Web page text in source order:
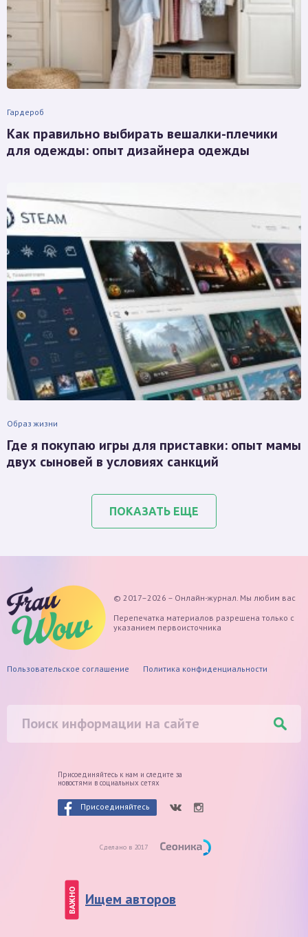
Гардероб
Как правильно выбирать вешалки-плечики
для одежды: опыт дизайнера одежды
Образ жизни
Где я покупаю игры для приставки: опыт мамы
двух сыновей в условиях санкций
ПОКАЗАТЬ ЕЩЕ
© 2017–2026 – Онлайн-журнал. Мы любим вас
Перепечатка материалов разрешена только с
указанием первоисточника
Пользовательское соглашение Политика конфиденциальности
Присоединяйтесь к нам и следите за
новостями в социальных сетях
Присоединяйтесь
Сделано в 2017
ВАЖНО Ищем авторов